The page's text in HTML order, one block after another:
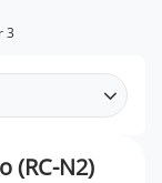
3
(RC-N2)